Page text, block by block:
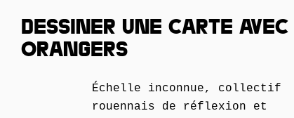
DESSINER UNE CARTE
ORANGERS
Échelle inconnue, collectif
rouennais de réflexion et